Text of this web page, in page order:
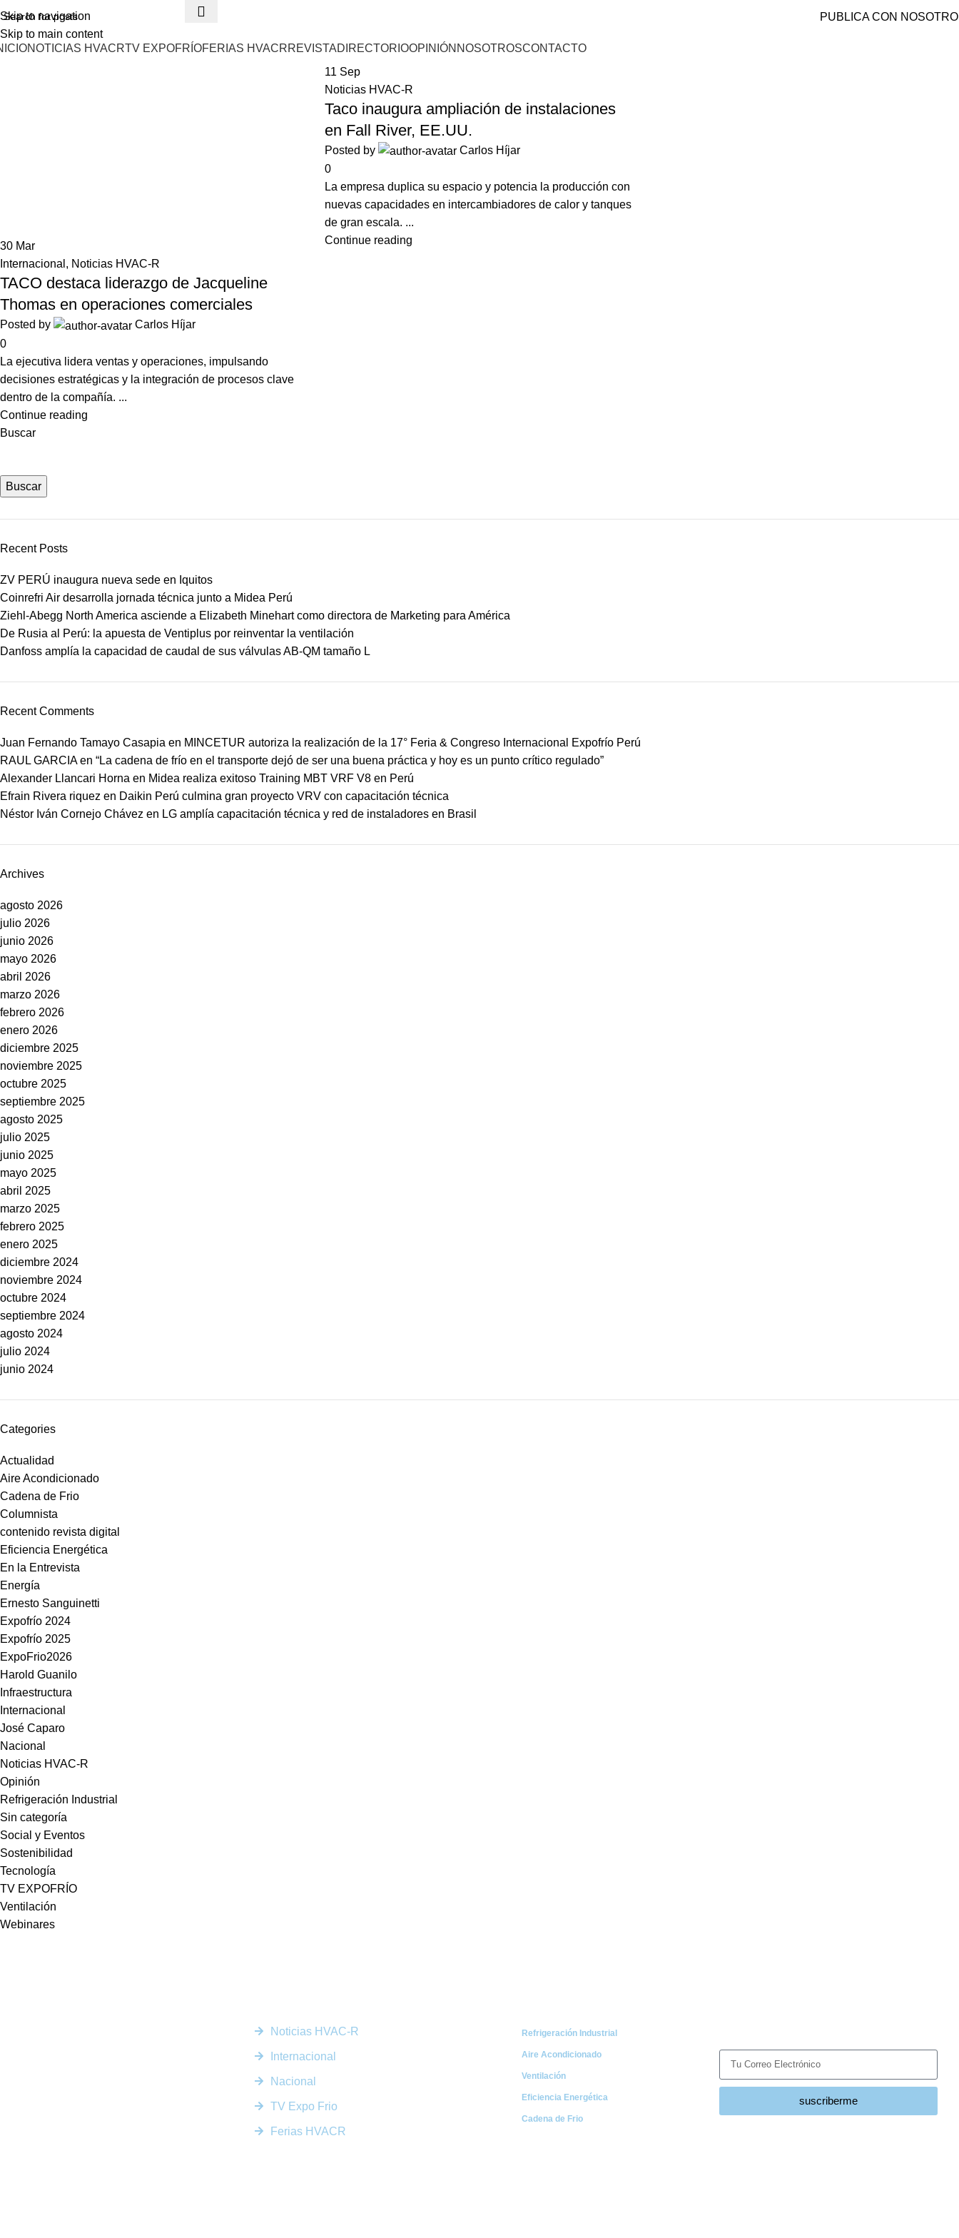
Skip to navigation
Skip to main content
PUBLICA CON
NOTICIAS HVACRTV EXPOFRÍOFERIAS HVACRREVISTADIRECTORIOOPINIÓN NOSOTROSCONTACTO
30 Mar
Internacional , Noticias HVAC-R
TACO destaca liderazgo de Jacqueline
Thomas en operaciones comerciales
Posted by
Carlos Híjar
0
La ejecutiva lidera ventas y operaciones, impulsando
decisiones estratégicas y la integración de procesos clave
dentro de la compañía. ...
Continue reading
11 Sep
Noticias HVAC-R
Taco inaugura ampliación de instalaciones
en Fall River, EE.UU.
Posted by
Carlos Híjar
0
La empresa duplica su espacio y potencia la producción con
nuevas capacidades en intercambiadores de calor y tanques
de gran escala. ...
Continue reading
Buscar
Buscar
Recent Posts
ZV PERÚ inaugura nueva sede en Iquitos
Coinrefri Air desarrolla jornada técnica junto a Midea Perú
Ziehl-Abegg North America asciende a Elizabeth Minehart como directora de Marketing para América
De Rusia al Perú: la apuesta de Ventiplus por reinventar la ventilación
Danfoss amplía la capacidad de caudal de sus válvulas AB-QM tamaño L
Recent Comments
Juan Fernando Tamayo Casapia en MINCETUR autoriza la realización de la 17° Feria & Congreso Internacional Expofrío Perú
RAUL GARCIAen “La cadena de frío en el transporte dejó de ser una buena práctica y hoy es un punto crítico regulado”
Alexander Llancari Horna en Midea realiza exitoso Training MBT VRF V8 en Perú
Efrain Rivera riquez en Daikin Perú culmina gran proyecto VRV con capacitación técnica
Néstor Iván Cornejo Chávez en LG amplía capacitación técnica y red de instaladores en Brasil
Archives
agosto 2026
julio 2026
junio 2026
mayo 2026
abril 2026
marzo 2026
febrero 2026
enero 2026
diciembre 2025
noviembre 2025
octubre 2025
septiembre 2025
agosto 2025
julio 2025
junio 2025
mayo 2025
abril 2025
marzo 2025
febrero 2025
enero 2025
diciembre 2024
noviembre 2024
octubre 2024
septiembre 2024
agosto 2024
julio 2024
junio 2024
Categories
Actualidad
Aire Acondicionado
Cadena de Frio
Columnista
contenido revista digital
Eficiencia Energética
En la Entrevista
Energía
Ernesto Sanguinetti
Expofrío 2024
Expofrío 2025
ExpoFrio2026
Harold Guanilo
Infraestructura
Internacional
José Caparo
Nacional
Noticias HVAC-R
Opinión
Refrigeración Industrial
Sin categoría
Social y Eventos
Sostenibilidad
Tecnología
TV EXPOFRÍO
Ventilación
Webinares
Noticias HVAC-R
Internacional
Nacional
TV Expo Frio
Ferias HVACR
Refrigeración Industrial
Aire Acondicionado
Ventilación
Eficiencia Energética
Cadena de Frio
suscriberme